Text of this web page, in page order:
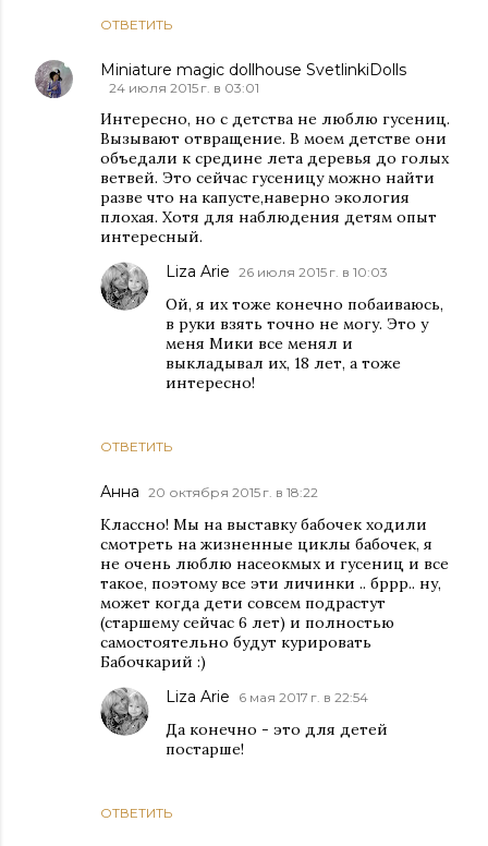
ОТВЕТИТЬ
Miniature magic dollhouse SvetlinkiDolls
24 июля 2015 г. в 03:01
Интересно, но с детства не люблю гусениц.
Вызывают отвращение. В моем детстве они
объедали к средине лета деревья до голых
ветвей. Это сейчас гусеницу можно найти
разве что на капусте,наверно экология
плохая. Хотя для наблюдения детям опыт
интересный.
ОТВЕТИТЬ
Liza Arie 26 июля 2015 г. в 10:03
Ой, я их тоже конечно побаиваюсь,
в руки взять точно не могу. Это у
меня Мики все менял и
выкладывал их, 18 лет, а тоже
интересно!
Анна 20 октября 2015 г. в 18:22
Классно! Мы на выставку бабочек ходили
смотреть на жизненные циклы бабочек, я
не очень люблю насеокмых и гусениц и все
такое, поэтому все эти личинки .. бррр.. ну,
может когда дети совсем подрастут
(старшему сейчас 6 лет) и полностью
самостоятельно будут курировать
Бабочкарий :)
ОТВЕТИТЬ
Liza Arie 6 мая 2017 г. в 22:54
Да конечно - это для детей
постарше!